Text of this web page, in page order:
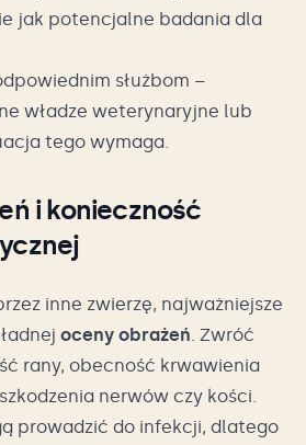
jak potencjalne badania dla
służbom –
władze weterynaryjne lub
tego wymaga.
i konieczność
inne zwierzę, najważniejsze
oceny obrażeń. Zwróć
rany, obecność krwawienia
nerwów czy kości.
prowadzić do infekcji, dlatego